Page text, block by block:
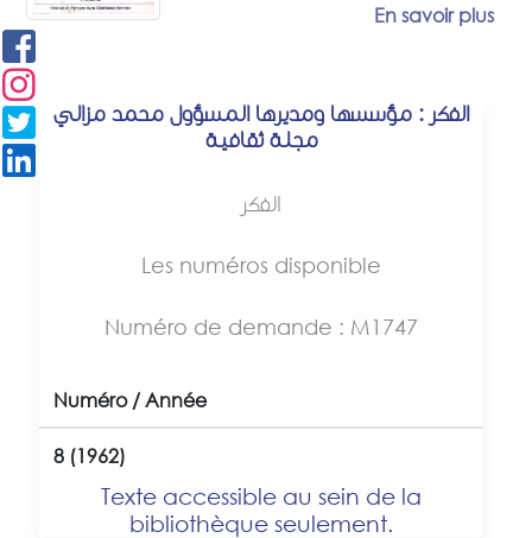
En savoir plus
الفكر : مؤسسها ومديرها المسؤول محمد مزالي
مجلة ثقافية
الفكر
Les numéros disponible
Numéro de demande : M1747
Numéro / Année
8 (1962)
Texte accessible au sein de la
bibliothèque seulement.